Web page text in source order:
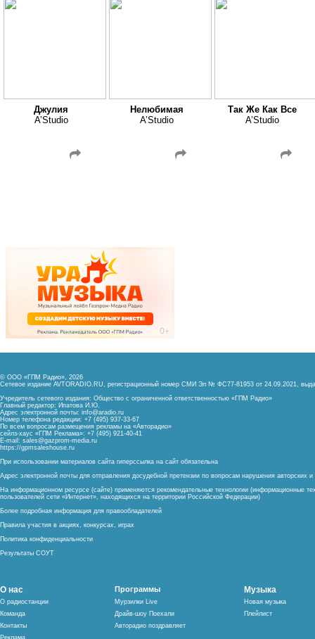
Джулия
A’Studio
Нелюбимая
A’Studio
Так Же Как Все
A’Studio
© ООО «ГПМ Радио», 2026
Сетевое издание AVTORADIO.RU, регистрационный номер СМИ Эл № ФС77-81953 от 24.09.2021,
Учредитель сетевого издания: Общество с ограниченной ответственностью «ГПМ Радио»
Главный редактор: Ипатова И.Ю.
Адрес электронной почты: info@aradio.ru
Номер телефона редакции: +7 (495) 937-33-67
По всем вопросам размещения рекламы на «Авторадио»
сейлз-хаус «ГПМ Реклама»: +7 (495) 921-40-41
E-mail: sales@gazprom-media.ru
https://gpmsaleshouse.ru
При использовании материалов сайта гиперссылка на сайт обязательна
Адрес электронной почты для отправления досудебной претензии по вопросам нарушения авторских
На информационном ресурсе (сайте) применяются рекомендательные технологии (информационные
пользователей сети «Интернет», находящихся на территории Российской Федерации)
Более подробная информация для правообладателей
Правила участия в акциях, конкурсах, играх
Политика конфиденциальности
Результаты СОУТ
О нас
О радиостанции
Команда
Контакты
Реклама
Программы
Мурзилки Live
Драйв-шоу Поехали
Авторадио поздравляет
Музыка
Новая музыка
Плейлист